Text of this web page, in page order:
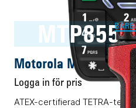
Motorola MTP8550Ex
Logga in för pris
ATEX-certifierad TETRA-